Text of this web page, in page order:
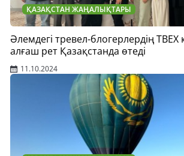
ҚАЗАҚСТАН ЖАҢАЛЫҚТАРЫ
Әлемдегі тревел-блогерлердің
алғаш рет Қазақстанда өтеді
11.10.2024